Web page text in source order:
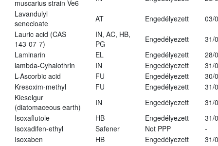
muscarius strain Ve6
Lavandulyl
senecioate
AT Engedélyezett
03/
Lauric acid (CAS
143-07-7)
IN, AC, HB,
PG
Engedélyezett
31/
Laminarin
EL Engedélyezett
28/
lambda-Cyhalothrin
IN Engedélyezett
31/
L-Ascorbic acid
FU Engedélyezett
30/
Kresoxim-methyl
FU Engedélyezett
31/
Kieselgur
(diatomaceous earth)
IN Engedélyezett
31/
Isoxaflutole
HB Engedélyezett
31/
Isoxadifen-ethyl
Safener Not PPP
-
Isoxaben
HB Engedélyezett
31/